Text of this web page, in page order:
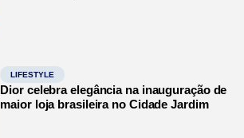
LIFESTYLE
Dior celebra elegância na inauguração de
maior loja brasileira no Cidade Jardim